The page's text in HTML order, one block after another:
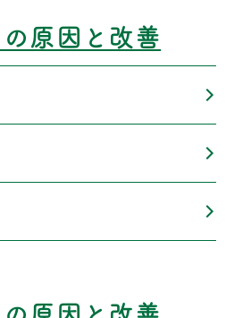
原因と改善